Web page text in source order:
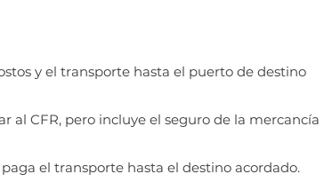
y el transporte hasta el puerto de destino
al CFR, pero incluye el seguro de la mercancía
el transporte hasta el destino acordado.